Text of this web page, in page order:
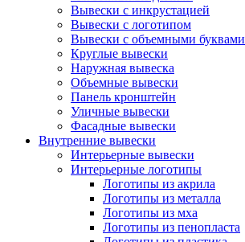
Вывески с инкрустацией
Вывески с логотипом
Вывески с объемными буквами
Круглые вывески
Наружная вывеска
Объемные вывески
Панель кронштейн
Уличные вывески
Фасадные вывески
Внутренние вывески
Интерьерные вывески
Интерьерные логотипы
Логотипы из акрила
Логотипы из металла
Логотипы из мха
Логотипы из пенопласта